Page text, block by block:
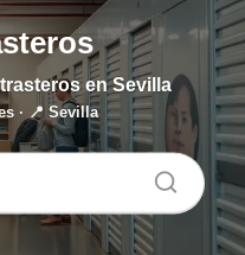
en Sevilla
· 📍 Sevilla